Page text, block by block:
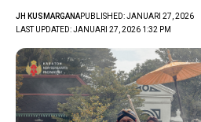
LAST UPDATED: JANUARI 27, 2026 1:32 PM
JH KUSMARGANAPUBLISHED: JANUARI 27, 2026